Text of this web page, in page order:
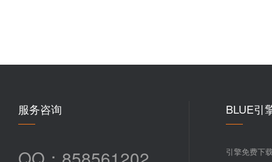
服务咨询 BLUE引
引擎免费下